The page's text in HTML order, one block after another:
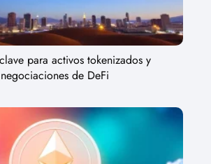
para activos tokenizados y
negociaciones de DeFi